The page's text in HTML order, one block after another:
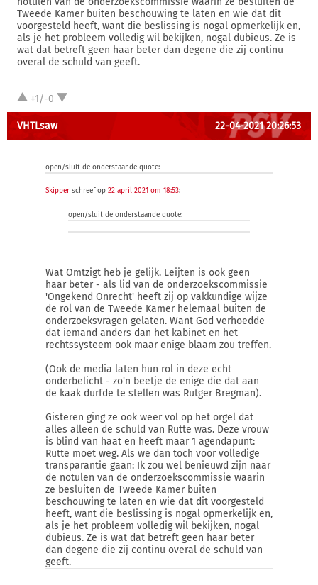
Tweede Kamer buiten beschouwing te laten en wie dat dit
voorgesteld heeft, want die beslissing is nogal opmerkelijk en,
als je het probleem volledig wil bekijken, nogal dubieus. Ze is
wat dat betreft geen haar beter dan degene die zij continu
overal de schuld van geeft.
+1/-0
VHTLsaw 22-04-2021 20:26:53
open/sluit de onderstaande quote:
Skipper schreef op 22 april 2021 om 18:53:
open/sluit de onderstaande quote:
Wat Omtzigt heb je gelijk. Leijten is ook geen
haar beter - als lid van de onderzoekscommissie
'Ongekend Onrecht' heeft zij op vakkundige wijze
de rol van de Tweede Kamer helemaal buiten de
onderzoeksvragen gelaten. Want God verhoedde
dat iemand anders dan het kabinet en het
rechtssysteem ook maar enige blaam zou treffen.
(Ook de media laten hun rol in deze echt
onderbelicht - zo'n beetje de enige die dat aan
de kaak durfde te stellen was Rutger Bregman).
Gisteren ging ze ook weer vol op het orgel dat
alles alleen de schuld van Rutte was. Deze vrouw
is blind van haat en heeft maar 1 agendapunt:
Rutte moet weg. Als we dan toch voor volledige
transparantie gaan: Ik zou wel benieuwd zijn naar
de notulen van de onderzoekscommissie waarin
ze besluiten de Tweede Kamer buiten
beschouwing te laten en wie dat dit voorgesteld
heeft, want die beslissing is nogal opmerkelijk en,
als je het probleem volledig wil bekijken, nogal
dubieus. Ze is wat dat betreft geen haar beter
dan degene die zij continu overal de schuld van
geeft.